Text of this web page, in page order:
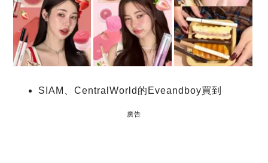
SIAM、CentralWorld的Eveandboy買到
廣告